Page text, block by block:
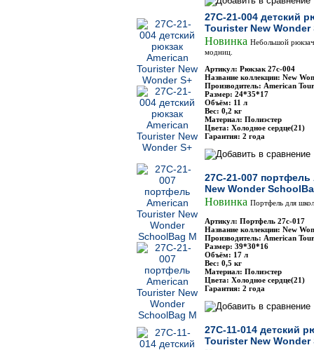
27C-21-004 детский
Tourister New Wonder
Новинка Небольшой
модниц.
Артикул: Рюкзак 27с-004
Название коллекции: New
Производитель: American
Размер: 24*35*17
Объём: 11 л
Вес: 0,2 кг
Материал: Полиэстер
Цвета: Холодное сердце(21)
Гарантия: 2 года
27C-21-007
New Wonder
Новинка Портфель для
Артикул: Портфель 27с-017
Название коллекции: New
Производитель: American
Размер: 39*30*16
Объём: 17 л
Вес: 0,5 кг
Материал: Полиэстер
Цвета: Холодное сердце(21)
Гарантия: 2 года
27C-11-014 детский
Tourister New Wonder